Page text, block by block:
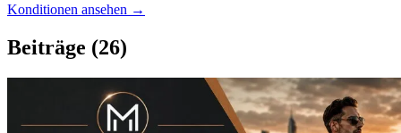
Konditionen ansehen →
Beiträge (26)